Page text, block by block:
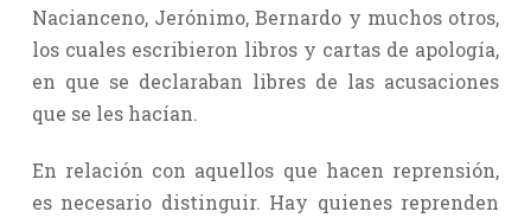
Nacianceno, Jerónimo, Bernardo y muchos otros,
los cuales escribieron libros y cartas de apología,
en que se declaraban libres de las acusaciones
que se les hacían.
En relación con aquellos que hacen reprensión,
es necesario distinguir. Hay quienes reprenden